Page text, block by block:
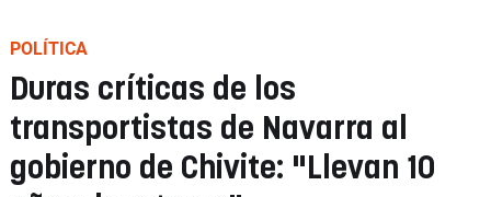
POLÍTICA
Duras críticas de los
transportistas de Navarra al
gobierno de Chivite: "Llevan 10